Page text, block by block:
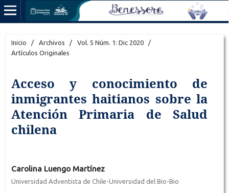
Inicio / Archivos / Vol. 5 Núm. 1: Dic 2020
/
Artículos Originales
Acceso y conocimiento de
inmigrantes haitianos sobre la
Atención Primaria de Salud
chilena
Carolina Luengo Martínez
Universidad Adventista de Chile-Universidad del Bio-Bio